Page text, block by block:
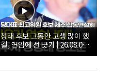
에 선 긋기 | 26.08.08
대표·최고위원 후보 제주 합